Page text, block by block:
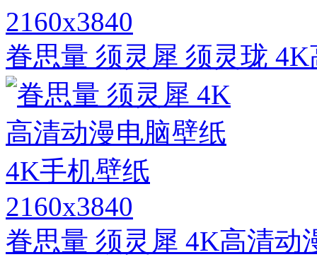
2160x3840
眷思量 须灵犀 须灵珑
2160x3840
眷思量 须灵犀 4K高清动